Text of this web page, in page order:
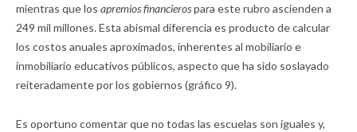
mientras que los apremios financierospara este rubro ascienden a
249 mil millones. Esta abismal diferencia es producto de calcular
los costos anuales aproximados, inherentes al mobiliario e
inmobiliario educativos públicos, aspecto que ha sido soslayado
reiteradamente por los gobiernos (gráfico 9).
Es oportuno comentar que no todas las escuelas son iguales y,